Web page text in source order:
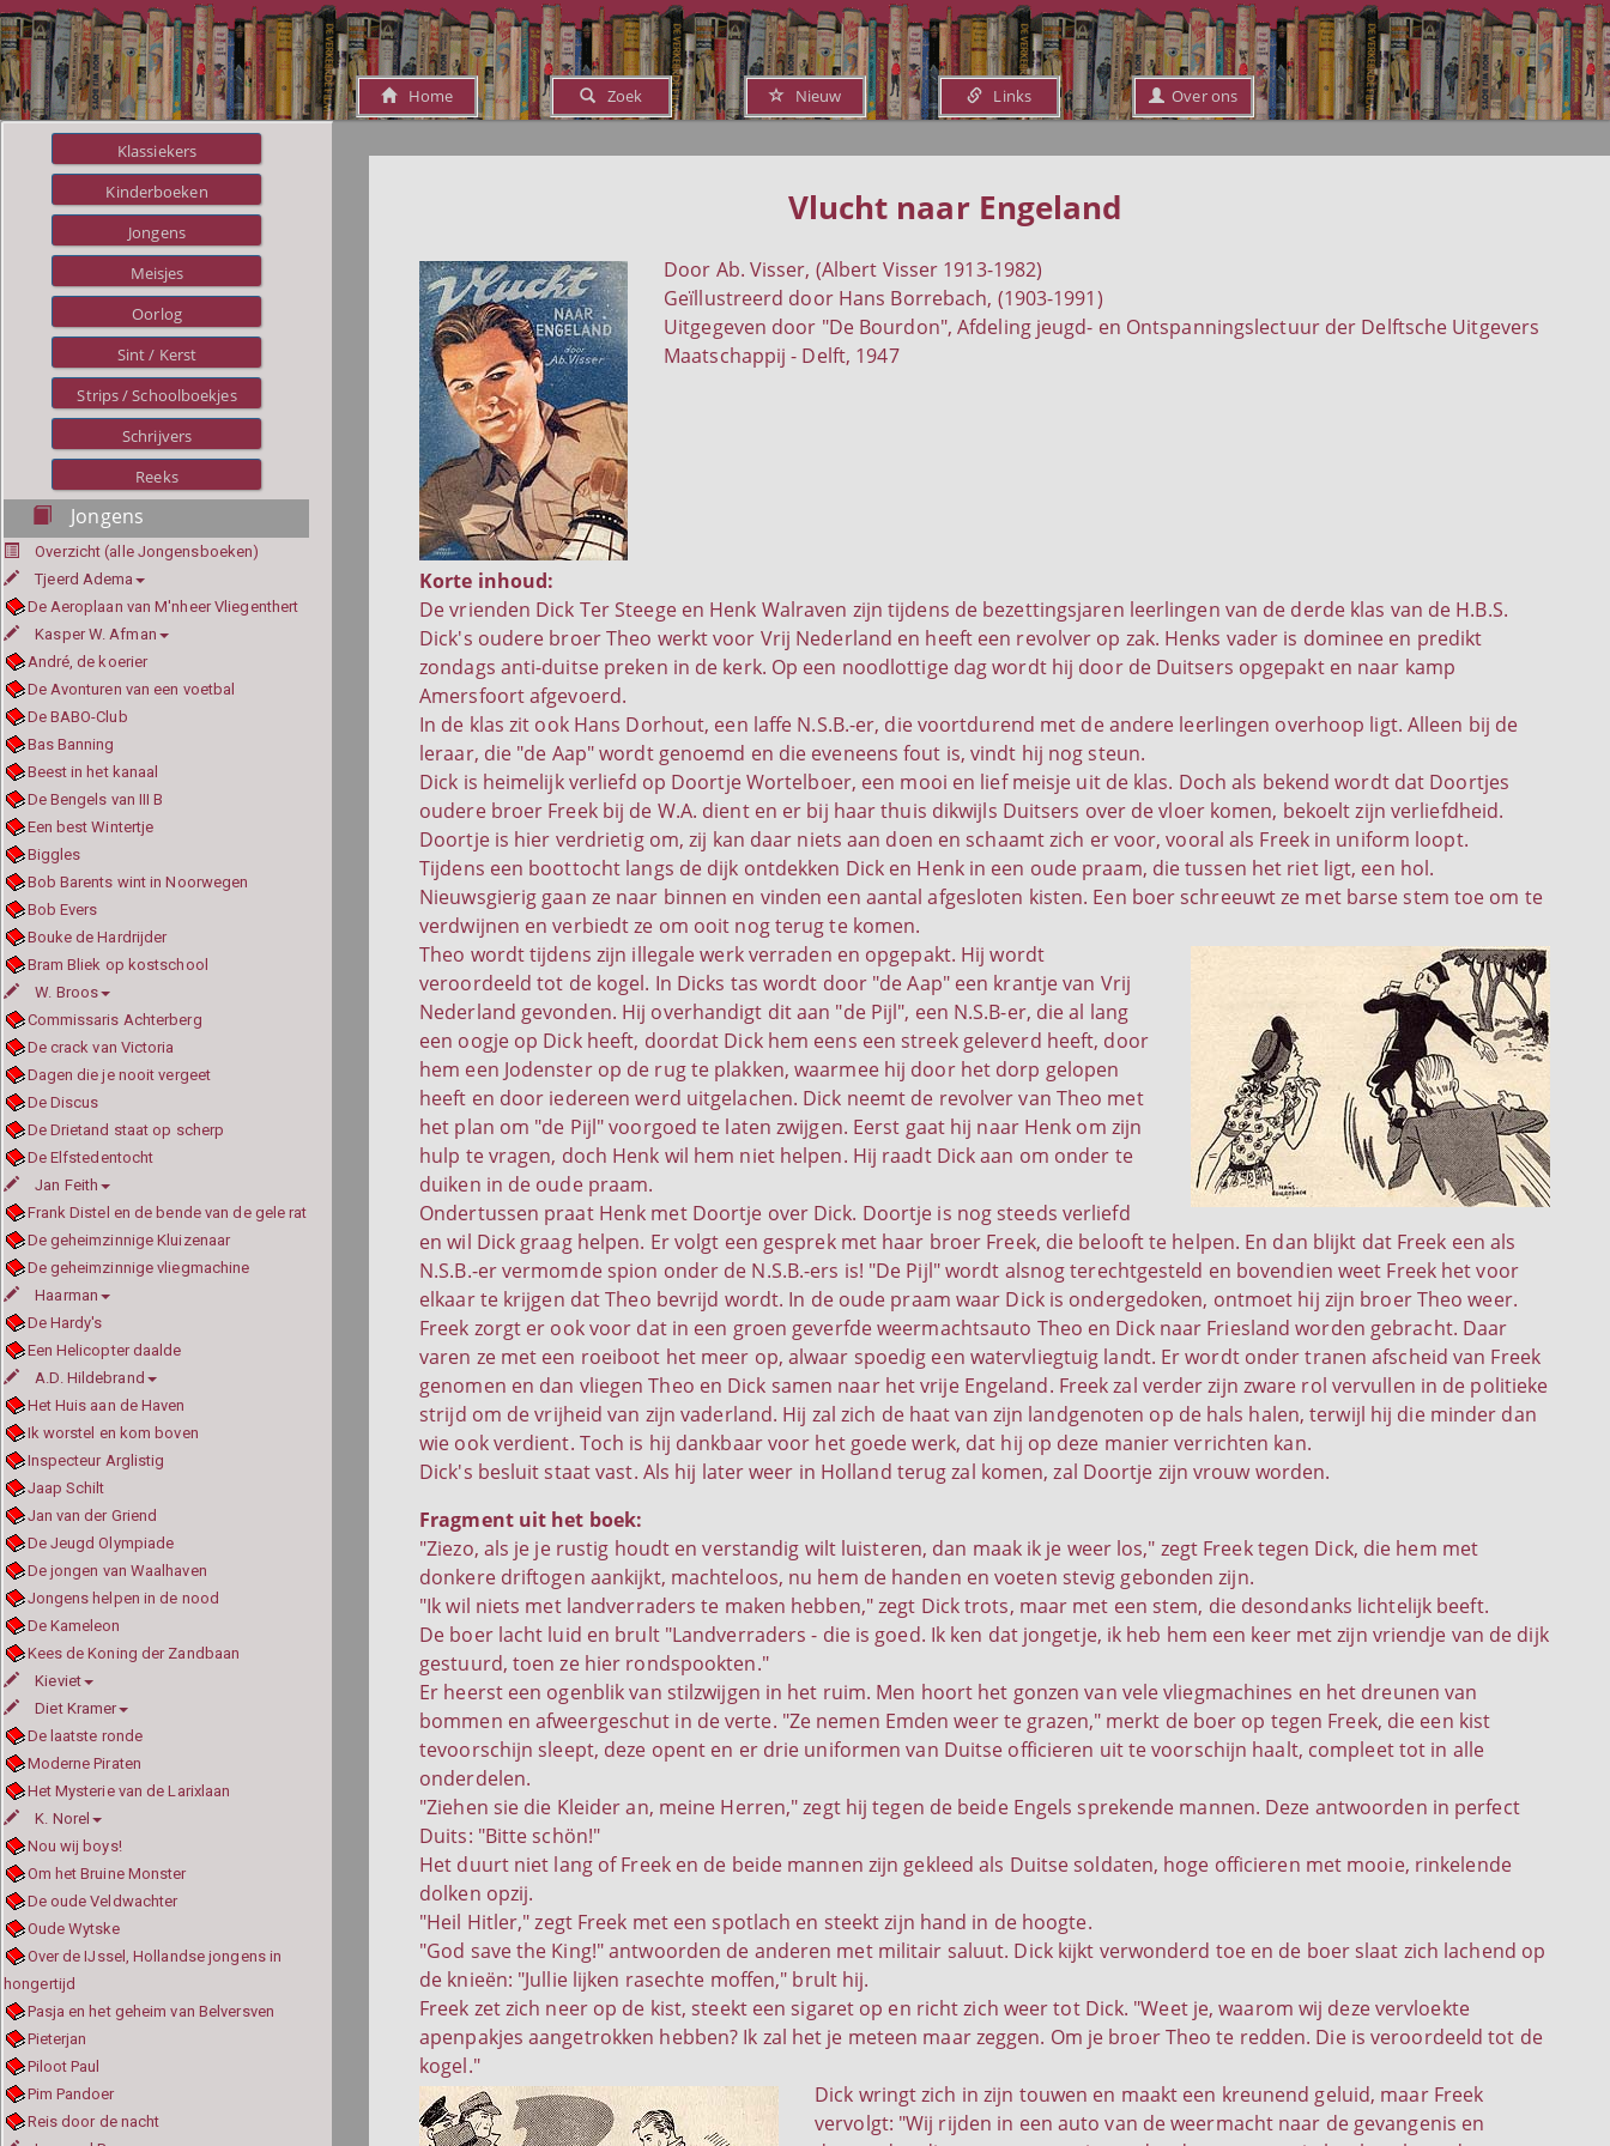
Home Zoek Nieuw Links Over ons
Klassiekers
Kinderboeken
Jongens
Meisjes
Oorlog
Sint / Kerst
Strips / Schoolboekjes
Schrijvers
Reeks
Jongens
Overzicht (alle Jongensboeken)
Tjeerd Adema
De Aeroplaan van M'nheer Vliegenthert
Kasper W. Afman
André, de koerier
De Avonturen van een voetbal
De BABO-Club
Bas Banning
Beest in het kanaal
De Bengels van III B
Een best Wintertje
Biggles
Bob Barents wint in Noorwegen
Bob Evers
Bouke de Hardrijder
Bram Bliek op kostschool
W. Broos
Commissaris Achterberg
De crack van Victoria
Dagen die je nooit vergeet
De Discus
De Drietand staat op scherp
De Elfstedentocht
Jan Feith
Frank Distel en de bende van de gele rat
De geheimzinnige Kluizenaar
De geheimzinnige vliegmachine
Haarman
De Hardy's
Een Helicopter daalde
A.D. Hildebrand
Het Huis aan de Haven
Ik worstel en kom boven
Inspecteur Arglistig
Jaap Schilt
Jan van der Griend
De Jeugd Olympiade
De jongen van Waalhaven
Jongens helpen in de nood
De Kameleon
Kees de Koning der Zandbaan
Kieviet
Diet Kramer
De laatste ronde
Moderne Piraten
Het Mysterie van de Larixlaan
K. Norel
Nou wij boys!
Om het Bruine Monster
De oude Veldwachter
Oude Wytske
Over de IJssel, Hollandse jongens in
hongertijd
Pasja en het geheim van Belversven
Pieterjan
Piloot Paul
Pim Pandoer
Reis door de nacht
Vlucht naar Engeland
Door Ab. Visser, (Albert Visser 1913-1982)
Geïllustreerd door Hans Borrebach, (1903-1991)
Uitgegeven door "De Bourdon", Afdeling jeugd- en Ontspanningslectuur der Delftsche Uitgevers
Maatschappij - Delft, 1947
Korte inhoud:
De vrienden Dick Ter Steege en Henk Walraven zijn tijdens de bezettingsjaren leerlingen van de derde klas van de H.B.S.
Dick's oudere broer Theo werkt voor Vrij Nederland en heeft een revolver op zak. Henks vader is dominee en predikt
zondags anti-duitse preken in de kerk. Op een noodlottige dag wordt hij door de Duitsers opgepakt en naar kamp
Amersfoort afgevoerd.
In de klas zit ook Hans Dorhout, een laffe N.S.B.-er, die voortdurend met de andere leerlingen overhoop ligt. Alleen bij de
leraar, die "de Aap" wordt genoemd en die eveneens fout is, vindt hij nog steun.
Dick is heimelijk verliefd op Doortje Wortelboer, een mooi en lief meisje uit de klas. Doch als bekend wordt dat Doortjes
oudere broer Freek bij de W.A. dient en er bij haar thuis dikwijls Duitsers over de vloer komen, bekoelt zijn verliefdheid.
Doortje is hier verdrietig om, zij kan daar niets aan doen en schaamt zich er voor, vooral als Freek in uniform loopt.
Tijdens een boottocht langs de dijk ontdekken Dick en Henk in een oude praam, die tussen het riet ligt, een hol.
Nieuwsgierig gaan ze naar binnen en vinden een aantal afgesloten kisten. Een boer schreeuwt ze met barse stem toe om te
verdwijnen en verbiedt ze om ooit nog terug te komen.
Theo wordt tijdens zijn illegale werk verraden en opgepakt. Hij wordt
veroordeeld tot de kogel. In Dicks tas wordt door "de Aap" een krantje van Vrij
Nederland gevonden. Hij overhandigt dit aan "de Pijl", een N.S.B-er, die al lang
een oogje op Dick heeft, doordat Dick hem eens een streek geleverd heeft, door
hem een Jodenster op de rug te plakken, waarmee hij door het dorp gelopen
heeft en door iedereen werd uitgelachen. Dick neemt de revolver van Theo met
het plan om "de Pijl" voorgoed te laten zwijgen. Eerst gaat hij naar Henk om zijn
hulp te vragen, doch Henk wil hem niet helpen. Hij raadt Dick aan om onder te
duiken in de oude praam.
Ondertussen praat Henk met Doortje over Dick. Doortje is nog steeds verliefd
en wil Dick graag helpen. Er volgt een gesprek met haar broer Freek, die belooft te helpen. En dan blijkt dat Freek een als
N.S.B.-er vermomde spion onder de N.S.B.-ers is! "De Pijl" wordt alsnog terechtgesteld en bovendien weet Freek het voor
elkaar te krijgen dat Theo bevrijd wordt. In de oude praam waar Dick is ondergedoken, ontmoet hij zijn broer Theo weer.
Freek zorgt er ook voor dat in een groen geverfde weermachtsauto Theo en Dick naar Friesland worden gebracht. Daar
varen ze met een roeiboot het meer op, alwaar spoedig een watervliegtuig landt. Er wordt onder tranen afscheid van Freek
genomen en dan vliegen Theo en Dick samen naar het vrije Engeland. Freek zal verder zijn zware rol vervullen in de politieke
strijd om de vrijheid van zijn vaderland. Hij zal zich de haat van zijn landgenoten op de hals halen, terwijl hij die minder dan
wie ook verdient. Toch is hij dankbaar voor het goede werk, dat hij op deze manier verrichten kan.
Dick's besluit staat vast. Als hij later weer in Holland terug zal komen, zal Doortje zijn vrouw worden.
Fragment uit het boek:
"Ziezo, als je je rustig houdt en verstandig wilt luisteren, dan maak ik je weer los," zegt Freek tegen Dick, die hem met
donkere driftogen aankijkt, machteloos, nu hem de handen en voeten stevig gebonden zijn.
"Ik wil niets met landverraders te maken hebben," zegt Dick trots, maar met een stem, die desondanks lichtelijk beeft.
De boer lacht luid en brult "Landverraders - die is goed. Ik ken dat jongetje, ik heb hem een keer met zijn vriendje van de dijk
gestuurd, toen ze hier rondspookten."
Er heerst een ogenblik van stilzwijgen in het ruim. Men hoort het gonzen van vele vliegmachines en het dreunen van
bommen en afweergeschut in de verte. "Ze nemen Emden weer te grazen," merkt de boer op tegen Freek, die een kist
tevoorschijn sleept, deze opent en er drie uniformen van Duitse officieren uit te voorschijn haalt, compleet tot in alle
onderdelen.
"Ziehen sie die Kleider an, meine Herren," zegt hij tegen de beide Engels sprekende mannen. Deze antwoorden in perfect
Duits: "Bitte schön!"
Het duurt niet lang of Freek en de beide mannen zijn gekleed als Duitse soldaten, hoge officieren met mooie, rinkelende
dolken opzij.
"Heil Hitler," zegt Freek met een spotlach en steekt zijn hand in de hoogte.
"God save the King!" antwoorden de anderen met militair saluut. Dick kijkt verwonderd toe en de boer slaat zich lachend op
de knieën: "Jullie lijken rasechte moffen," brult hij.
Freek zet zich neer op de kist, steekt een sigaret op en richt zich weer tot Dick. "Weet je, waarom wij deze vervloekte
apenpakjes aangetrokken hebben? Ik zal het je meteen maar zeggen. Om je broer Theo te redden. Die is veroordeeld tot de
kogel."
Dick wringt zich in zijn touwen en maakt een kreunend geluid, maar Freek
vervolgt: "Wij rijden in een auto van de weermacht naar de gevangenis en